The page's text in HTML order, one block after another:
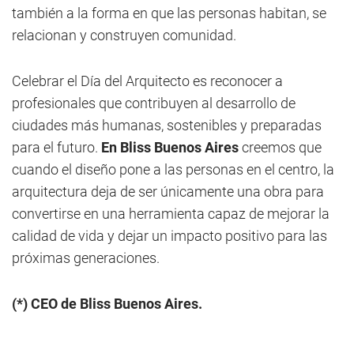
también a la forma en que las personas habitan, se
relacionan y construyen comunidad.
Celebrar el Día del Arquitecto es reconocer a
profesionales que contribuyen al desarrollo de
ciudades más humanas, sostenibles y preparadas
para el futuro. En Bliss Buenos Airescreemos que
cuando el diseño pone a las personas en el centro, la
arquitectura deja de ser únicamente una obra para
convertirse en una herramienta capaz de mejorar la
calidad de vida y dejar un impacto positivo para las
próximas generaciones.
(*) CEO de Bliss Buenos Aires.